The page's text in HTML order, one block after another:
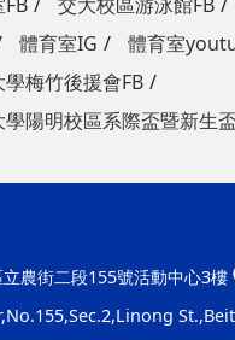
體育室IG
體育室
梅竹後援會FB
陽明校區系際盃暨新生
農街二段155號活動中心3樓